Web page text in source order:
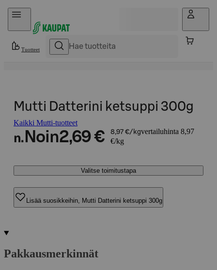
Hyppää sisältöön
Tuotteet
Mutti Datterini ketsuppi 300g
Kaikki Mutti-tuotteet
n. Noin2,69 € 8,97 €/kgvertailuhinta 8,97
€/kg
Valitse toimitustapa
Lisää suosikkeihin, Mutti Datterini ketsuppi 300g
Pakkausmerkinnät